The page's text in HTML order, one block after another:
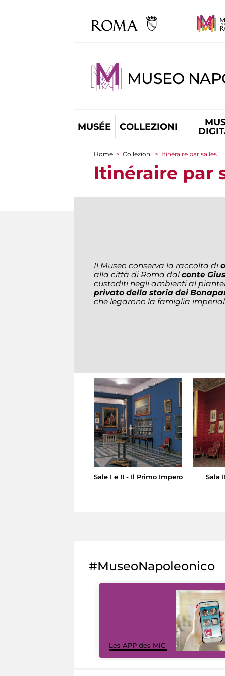
MUSEO
MUSÉE COLLEZIONI
You are here
Home > Collezioni > Itinéraire par salles
Itinéraire par
Il Museo conserva la raccolta di
alla città di Roma dal conte
custoditi negli ambienti al
privato della storia dei
che legarono la famiglia
Sale I e II - Il Primo Impero Sala
#MuseoNapoleonico
Les APP des MiC